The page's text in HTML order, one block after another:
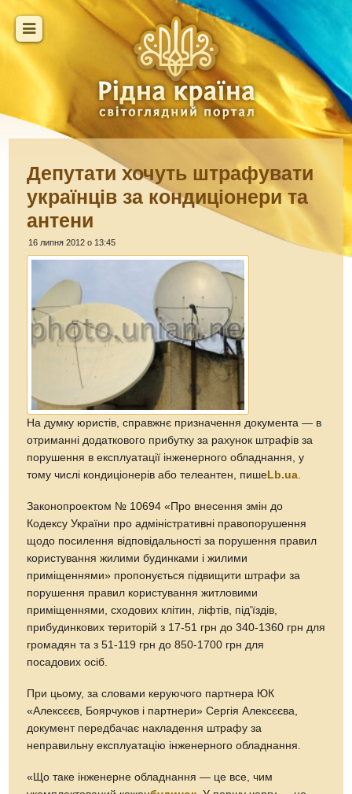
Депутати хочуть штрафувати
українців за кондиціонери та
антени
16 липня 2012 о 13:45
На думку юристів, справжнє призначення документа — в
отриманні додаткового прибутку за рахунок штрафів за
порушення в експлуатації інженерного обладнання, у
тому числі кондиціонерів або телеантен, пише Lb.ua
Законопроектом № 10694 «Про внесення змін до
Кодексу України про адміністративні правопорушення
щодо посилення відповідальності за порушення правил
користування жилими будинками і жилими
приміщеннями» пропонується підвищити штрафи за
порушення правил користування житловими
приміщеннями, сходових клітин, ліфтів, під'їздів,
прибудинкових територій з 17-51 грн до 340-1360 грн для
громадян та з 51-119 грн до 850-1700 грн для
посадових осіб.
При цьому, за словами керуючого партнера ЮК
«Алексєєв, Боярчуков і партнери» Сергія Алексєєва,
документ передбачає накладення штрафу за
неправильну експлуатацію інженерного обладнання.
«Що таке інженерне обладнання — це все, чим